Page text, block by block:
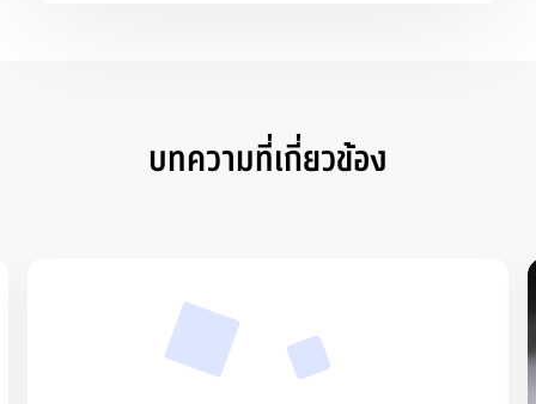
บทความที่เกี่ยวข้อง